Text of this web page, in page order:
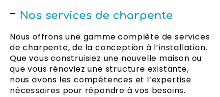
Nos services de charpente
Nous offrons une gamme complète de services
de charpente, de la conception à l’installation.
Que vous construisiez une nouvelle maison ou
que vous rénoviez une structure existante,
nous avons les compétences et l’expertise
nécessaires pour répondre à vos besoins.